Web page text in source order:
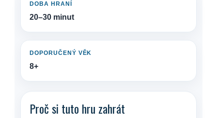
DOBA HRANÍ
20–30 minut
DOPORUČENÝ VĚK
8+
Proč si tuto hru zahrát